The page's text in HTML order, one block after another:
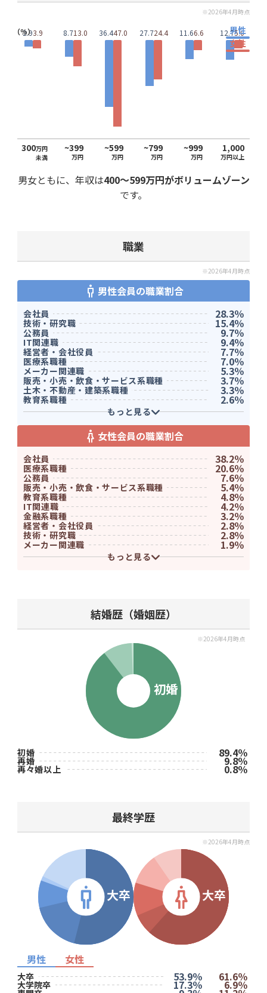
※2026年4月時点
2.93.9 8.713.0 36.447.0 27.724.4 11.66.6 12.75.0
（％）
男性
女性
300万円
未満
~399
万円
~599
万円
~799
万円
~999
万円
1,000
万円以上
男女ともに、年収は400〜599万円がボリュームゾーン
です。
職業
※2026年4月時点
男性会員の職業割合
会社員 28.3％
技術・研究職 15.4％
公務員 9.7％
IT関連職 9.4％
経営者・会社役員 7.7％
医療系職種 7.0％
メーカー関連職 5.3％
販売・小売・飲食・サービス系職種 3.7％
土木・不動産・建築系職種 3.3％
教育系職種 2.6％
物流・運輸関連職 2.6％
士業 0.9％
クリエイター・マスコミ系職種
その他 1.9％
もっと見る
女性会員の職業割合
会社員 38.2％
医療系職種 20.6％
公務員 7.6％
販売・小売・飲食・サービス系職種 5.4％
教育系職種 4.8％
IT関連職 4.2％
金融系職種 3.2％
経営者・会社役員 2.8％
技術・研究職 2.8％
メーカー関連職 1.9％
クリエイター・マスコミ系職種 1.3％
土木・不動産・建築系職種
もっと見る
結婚歴（婚姻歴）
※2026年4月時点
初婚
初婚 89.4％
再婚 9.8％
再々婚以上 0.8％
最終学歴
※2026年4月時点
大卒 大卒
男性 女性
大卒 53.9％ 61.6％
大学院卒 17.3％ 6.9％